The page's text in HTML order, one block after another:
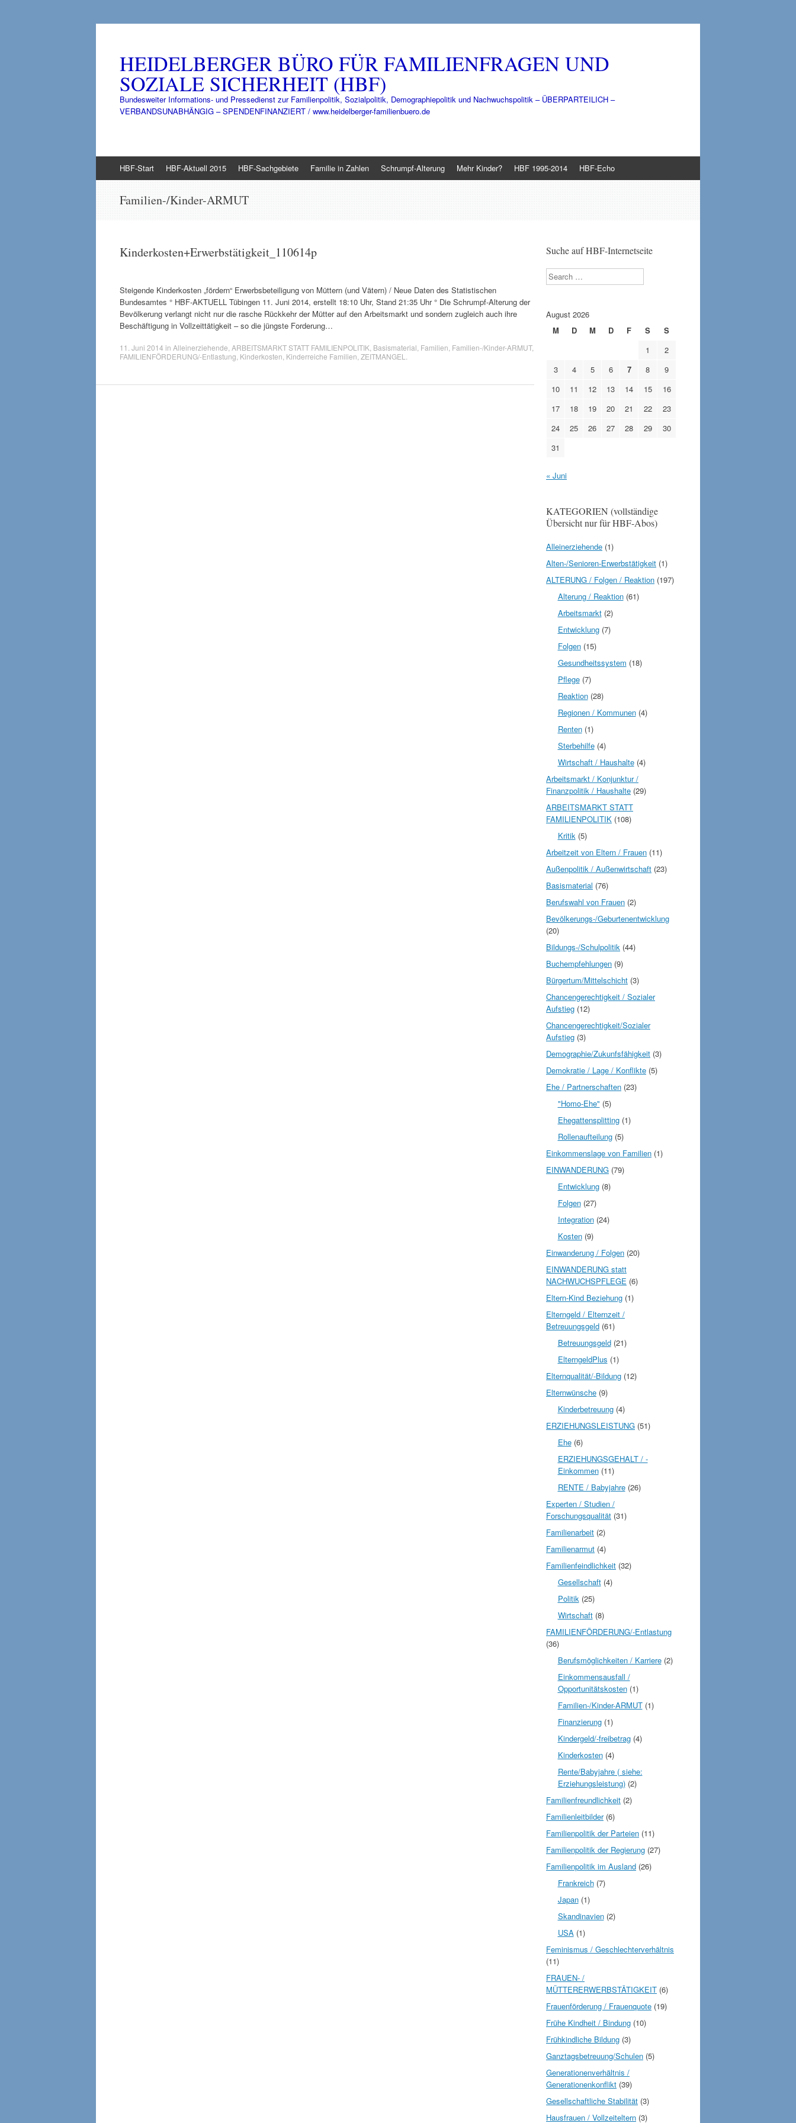
HEIDELBERGER BÜRO FÜR FAMILIENFRAGEN UND
SOZIALE SICHERHEIT (HBF)
Bundesweiter Informations- und Pressedienst zur Familienpolitik, Sozialpolitik, Demographiepolitik und Nachwuchspolitik – ÜBERPARTEILICH –
VERBANDSUNABHÄNGIG – SPENDENFINANZIERT / www.heidelberger-familienbuero.de
Inhalt
HBF-Start HBF-Aktuell 2015 HBF-Sachgebiete Familie in Zahlen Schrumpf-Alterung Mehr Kinder? HBF 1995-2014 HBF-Echo
Familien-/Kinder-ARMUT
Kinderkosten+Erwerbstätigkeit_110614p
Steigende Kinderkosten „fördern“ Erwerbsbeteiligung von Müttern (und Vätern) / Neue Daten des Statistischen
Bundesamtes ° HBF-AKTUELL Tübingen 11. Juni 2014, erstellt 18:10 Uhr, Stand 21:35 Uhr ° Die Schrumpf-Alterung der
Bevölkerung verlangt nicht nur die rasche Rückkehr der Mütter auf den Arbeitsmarkt und sondern zugleich auch ihre
Beschäftigung in Vollzeittätigkeit – so die jüngste Forderung…
11. Juni 2014 in Alleinerziehende ARBEITSMARKT STATT FAMILIENPOLITIK Basismaterial Familien Familien-/Kinder-ARMUT,
FAMILIENFÖRDERUNG/-Entlastung Kinderkosten Kinderreiche Familien ZEITMANGEL
Suche auf HBF-Internetseite
Search
August 2026
M
D M D F S
S
1
2
3
4 5 6 7 8
9
10
11 12 13 14 15
16
17
18 19 20 21 22
23
24
25 26 27 28 29
30
31
« Juni
KATEGORIEN (vollständige
Übersicht nur für HBF-Abos)
Alleinerziehende (1)
Alten-/Senioren-Erwerbstätigkeit (1)
ALTERUNG / Folgen / Reaktion (197)
Alterung / Reaktion(61)
Arbeitsmarkt(2)
Entwicklung(7)
Folgen(15)
Gesundheitssystem (18)
Pflege(7)
Reaktion(28)
Regionen / Kommunen(4)
Renten(1)
Sterbehilfe(4)
Wirtschaft / Haushalte(4)
Arbeitsmarkt / Konjunktur /
Finanzpolitik / Haushalte (29)
ARBEITSMARKT STATT
FAMILIENPOLITIK (108)
Kritik(5)
Arbeitzeit von Eltern / Frauen (11)
Außenpolitik / Außenwirtschaft (23)
Basismaterial (76)
Berufswahl von Frauen (2)
Bevölkerungs-/Geburtenentwicklung
(20)
Bildungs-/Schulpolitik (44)
Buchempfehlungen (9)
Bürgertum/Mittelschicht (3)
Chancengerechtigkeit / Sozialer
Aufstieg (12)
Chancengerechtigkeit/Sozialer
Aufstieg (3)
Demographie/Zukunfsfähigkeit (3)
Demokratie / Lage / Konflikte (5)
Ehe / Partnerschaften (23)
"Homo-Ehe" (5)
Ehegattensplitting(1)
Rollenaufteilung(5)
Einkommenslage von Familien (1)
EINWANDERUNG (79)
Entwicklung(8)
Folgen(27)
Integration(24)
Kosten(9)
Einwanderung / Folgen (20)
EINWANDERUNG statt
NACHWUCHSPFLEGE (6)
Eltern-Kind Beziehung (1)
Elterngeld / Elternzeit /
Betreuungsgeld (61)
Betreuungsgeld(21)
ElterngeldPlus (1)
Elternqualität/-Bildung (12)
Elternwünsche (9)
Kinderbetreuung(4)
ERZIEHUNGSLEISTUNG (51)
Ehe(6)
ERZIEHUNGSGEHALT / -
Einkommen(11)
RENTE / Babyjahre(26)
Experten / Studien /
Forschungsqualität (31)
Familienarbeit (2)
Familienarmut (4)
Familienfeindlichkeit (32)
Gesellschaft(4)
Politik(25)
Wirtschaft(8)
FAMILIENFÖRDERUNG/-Entlastung
(36)
Berufsmöglichkeiten / Karriere(2)
Einkommensausfall /
Opportunitätskosten(1)
Familien-/Kinder-ARMUT(1)
Finanzierung(1)
Kindergeld/-freibetrag(4)
Kinderkosten(4)
Rente/Babyjahre ( siehe:
Erziehungsleistung)(2)
Familienfreundlichkeit (2)
Familienleitbilder(6)
Familienpolitik der Parteien (11)
Familienpolitik der Regierung (27)
Familienpolitik im Ausland (26)
Frankreich(7)
Japan(1)
Skandinavien(2)
USA(1)
Feminismus / Geschlechterverhältnis
(11)
FRAUEN- /
MÜTTERERWERBSTÄTIGKEIT (6)
Frauenförderung / Frauenquote (19)
Frühe Kindheit / Bindung (10)
Frühkindliche Bildung (3)
Ganztagsbetreuung/Schulen (5)
Generationenverhältnis /
Generationenkonflikt (39)
Gesellschaftliche Stabilität (3)
Hausfrauen / Vollzeiteltern (3)